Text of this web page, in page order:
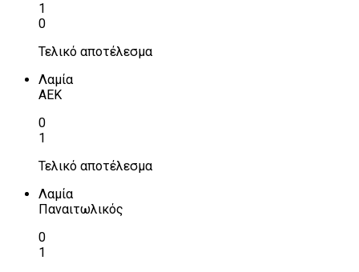
1
0
Τελικό αποτέλεσμα
Λαμία
ΑΕΚ
0
1
Τελικό αποτέλεσμα
Λαμία
Παναιτωλικός
0
1